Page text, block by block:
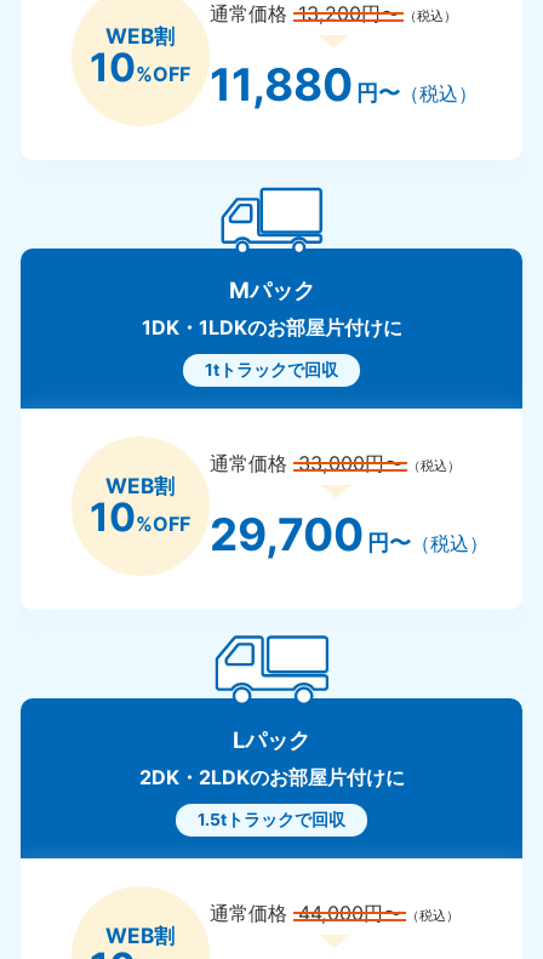
WEB割
10%OFF
通常価格13,200円〜 （税込）
11,880 円〜（税込）
Mパック
1DK・1LDKのお部屋片付けに
1tトラックで回収
WEB割
10%OFF
通常価格33,000円〜 （税込）
29,700 円〜（税込）
Lパック
2DK・2LDKのお部屋片付けに
1.5tトラックで回収
WEB割
通常価格44,000円〜 （税込）